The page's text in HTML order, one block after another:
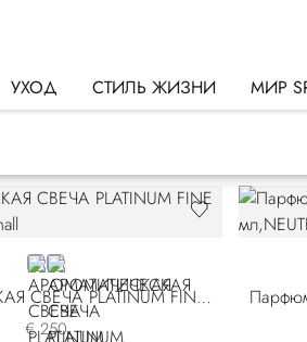
УХОД СТИЛЬ ЖИЗНИ МИР
GOLD
GREY
АРОМАТИЧЕСКАЯ СВЕЧА PLATINUM FINE PAISLEY
€ 250